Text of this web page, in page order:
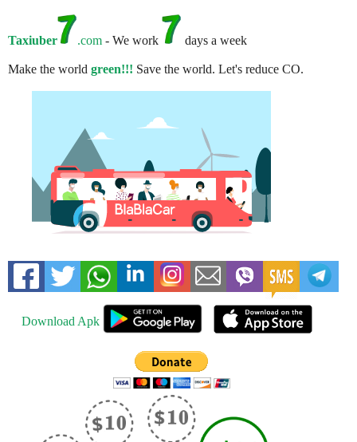
Taxiuber .com - We work days a week
Make the world green!!! Save the world. Let's reduce CO.
Download Apk